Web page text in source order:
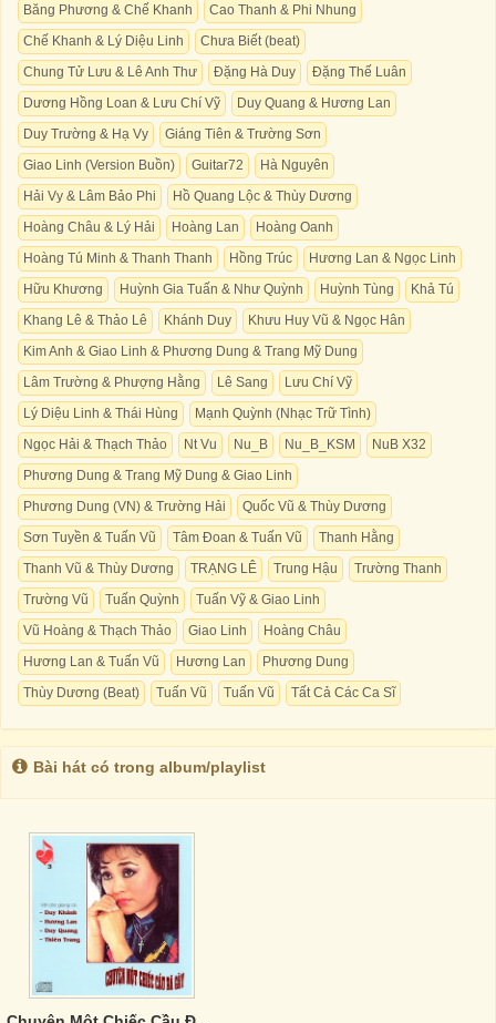
Băng Phương & Chế Khanh
Cao Thanh & Phi Nhung
Chế Khanh & Lý Diệu Linh
Chưa Biết (beat)
Chung Tử Lưu & Lê Anh Thư
Đặng Hà Duy
Đặng Thế Luân
Dương Hồng Loan & Lưu Chí Vỹ
Duy Quang & Hương Lan
Duy Trường & Hạ Vy
Giáng Tiên & Trường Sơn
Giao Linh (Version Buồn)
Guitar72
Hà Nguyên
Hải Vy & Lâm Bảo Phi
Hồ Quang Lộc & Thùy Dương
Hoàng Châu & Lý Hải
Hoàng Lan
Hoàng Oanh
Hoàng Tú Minh & Thanh Thanh
Hồng Trúc
Hương Lan & Ngọc Linh
Hữu Khương
Huỳnh Gia Tuấn & Như Quỳnh Huỳnh Tùng
Khả Tú
Khang Lê & Thảo Lê
Khánh Duy
Khưu Huy Vũ & Ngọc Hân
Kim Anh & Giao Linh & Phương Dung & Trang Mỹ Dung
Lâm Trường & Phượng Hằng
Lê Sang
Lưu Chí Vỹ
Lý Diệu Linh & Thái Hùng
Mạnh Quỳnh (Nhạc Trữ Tình)
Ngọc Hải & Thạch Thảo
Nt Vu Nu_B Nu_B_KSM
NuB X32
Phương Dung & Trang Mỹ Dung & Giao Linh
Phương Dung (VN) & Trường Hải
Quốc Vũ & Thùy Dương
Sơn Tuyền & Tuấn Vũ
Tâm Đoan & Tuấn Vũ
Thanh Hằng
Thanh Vũ & Thùy Dương
TRẠNG LÊ Trung Hậu
Trường Thanh
Trường Vũ
Tuấn Quỳnh
Tuấn Vỹ & Giao Linh
Vũ Hoàng & Thạch Thảo
Giao Linh
Hoàng Châu
Hương Lan & Tuấn Vũ
Hương Lan
Phương Dung
Thùy Dương (Beat)
Tuấn Vũ Tuấn Vũ Tất Cả Các Ca Sĩ
Bài hát có trong album/playlist